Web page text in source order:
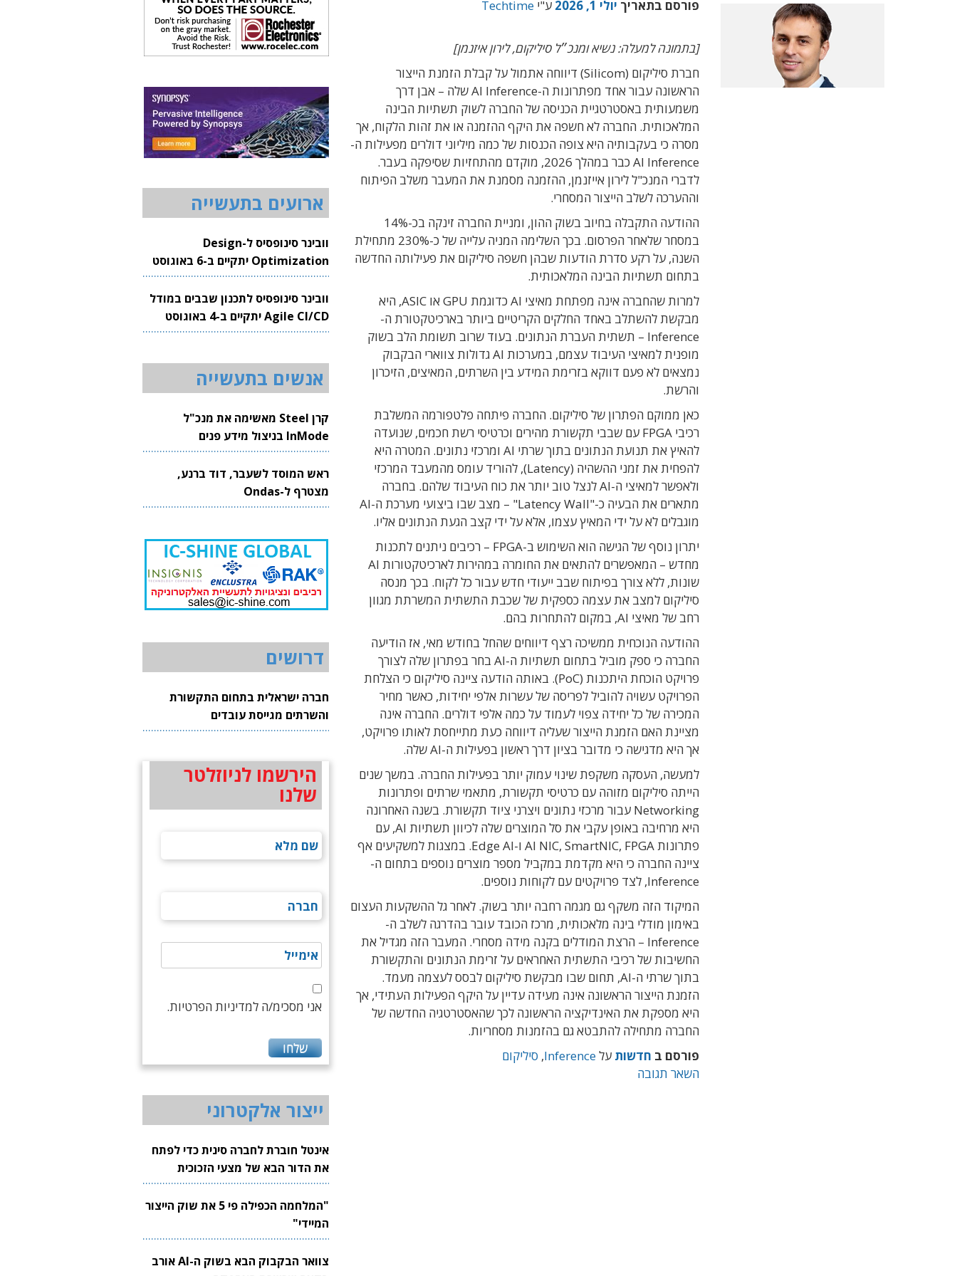
פורסם בתאריך יולי 1, 2026 ע"י Techtime
[בתמונה למעלה: נשיא ומנכ״ל סיליקום, לירון איזנמן]
חברת סיליקום (Silicom) דיווחה אתמול על קבלת הזמנת הייצור
הראשונה עבור אחד מפתרונות ה-AI Inference שלה – אבן דרך
משמעותית באסטרטגיית הכניסה של החברה לשוק תשתיות הבינה
המלאכותית. החברה לא חשפה את היקף ההזמנה או את זהות הלקוח, אך
מסרה כי בעקבותיה היא צופה הכנסות של כמה מיליוני דולרים מפעילות ה-
AI Inference כבר במהלך 2026, מוקדם מהתחזיות שסיפקה בעבר.
לדברי המנכ"ל לירון אייזנמן, ההזמנה מסמנת את המעבר משלב הפיתוח
וההערכה לשלב הייצור המסחרי.
ההודעה התקבלה בחיוב בשוק ההון, ומניית החברה זינקה בכ-14%
במסחר שלאחר הפרסום. בכך השלימה המניה עלייה של כ-230% מתחילת
השנה, על רקע סדרת הודעות שבהן חשפה סיליקום את פעילותה החדשה
בתחום תשתיות הבינה המלאכותית.
למרות שהחברה אינה מפתחת מאיצי AI כדוגמת GPU או ASIC, היא
מבקשת להשתלב באחד החלקים הקריטיים ביותר בארכיטקטורת ה-
Inference – תשתית העברת הנתונים. בעוד שרוב תשומת הלב בשוק
מופנית למאיצי העיבוד עצמם, במערכות AI גדולות צווארי הבקבוק
נמצאים לא פעם דווקא בזרימת המידע בין השרתים, המאיצים, הזיכרון
והרשת.
כאן ממוקם הפתרון של סיליקום. החברה פיתחה פלטפורמה המשלבת
רכיבי FPGA עם שבבי תקשורת מהירים וכרטיסי רשת חכמים, שנועדה
להאיץ את תנועת הנתונים בתוך שרתי AI ומרכזי נתונים. המטרה היא
להפחית את זמני ההשהיה (Latency), להוריד עומס מהמעבד המרכזי
ולאפשר למאיצי ה-AI לנצל טוב יותר את כוח העיבוד שלהם. בחברה
מתארים את הבעיה כ-"Latency Wall" – מצב שבו ביצועי מערכת ה-AI
מוגבלים לא על ידי המאיץ עצמו, אלא על ידי קצב הגעת הנתונים אליו.
יתרון נוסף של הגישה הוא השימוש ב-FPGA – רכיבים ניתנים לתכנות
מחדש – המאפשרים להתאים את החומרה במהירות לארכיטקטורות AI
שונות, ללא צורך בפיתוח שבב ייעודי חדש עבור כל לקוח. בכך מנסה
סיליקום למצב את עצמה כספקית של שכבת התשתית המשרתת מגוון
רחב של מאיצי AI, במקום להתחרות בהם.
ההודעה הנוכחית ממשיכה רצף דיווחים שהחל בחודש מאי, אז הודיעה
החברה כי ספק מוביל בתחום תשתיות ה-AI בחר בפתרון שלה לצורך
פרויקט הוכחת היתכנות (PoC). באותה הודעה ציינה סיליקום כי הצלחת
הפרויקט עשויה להוביל לפריסה של עשרות אלפי יחידות, כאשר מחיר
המכירה של כל יחידה צפוי לעמוד על כמה אלפי דולרים. החברה אינה
מציינת האם הזמנת הייצור שעליה דיווחה כעת מתייחסת לאותו פרויקט,
אך היא מדגישה כי מדובר בציון דרך ראשון בפעילות ה-AI שלה.
למעשה, העסקה משקפת שינוי עמוק יותר בפעילות החברה. במשך שנים
הייתה סיליקום מזוהה עם כרטיסי תקשורת, מתאמי שרתים ופתרונות
Networking עבור מרכזי נתונים ויצרני ציוד תקשורת. בשנה האחרונה
היא מרחיבה באופן עקבי את סל המוצרים שלה לכיוון תשתיות AI, עם
פתרונות AI NIC, SmartNIC, FPGA ו-Edge AI. במצגות למשקיעים אף
ציינה החברה כי היא מקדמת במקביל מספר מוצרים נוספים בתחום ה-
Inference, לצד פרויקטים עם לקוחות נוספים.
המיקוד הזה משקף גם מגמה רחבה יותר בשוק. לאחר גל ההשקעות העצום
באימון מודלי בינה מלאכותית, מרכז הכובד עובר בהדרגה לשלב ה-
Inference – הרצת המודלים בקנה מידה מסחרי. המעבר הזה מגדיל את
החשיבות של רכיבי התשתית האחראים על זרימת הנתונים והתקשורת
בתוך שרתי ה-AI, תחום שבו מבקשת סיליקום לבסס לעצמה מעמד.
הזמנת הייצור הראשונה אינה מעידה עדיין על היקף הפעילות העתידי, אך
היא מספקת את האינדיקציה הראשונה לכך שהאסטרטגיה החדשה של
החברה מתחילה להתבטא גם בהזמנות מסחריות.
פורסם ב חדשות עלInference
, סיליקום
השאר תגובה
ארועים בתעשייה
וובינר סינופסיס ל-Design
Optimization יתקיים ב-6 באוגוסט
2026
וובינר סינופסיס לתכנון שבבים במודל
Agile CI/CD יתקיים ב-4 באוגוסט
2026
אנשים בתעשייה
קרן Steel מאשימה את מנכ"ל
InMode בניצול מידע פנים
ראש המוסד לשעבר, דוד ברנע,
מצטרף ל-Ondas
דרושים
חברה ישראלית בתחום התקשורת
והשרתים מגייסת עובדים
הירשמו לניוזלטר
שלנו
אני מסכימ/ה למדיניות הפרטיות.
ייצור אלקטרוני
אינטל חוברת לחברה סינית כדי לפתח
את הדור הבא של מצעי הזכוכית
לשבבים
"המלחמה הכפילה פי 5 את שוק הייצור
המיידי"
צוואר הבקבוק הבא בשוק ה-AI אורב